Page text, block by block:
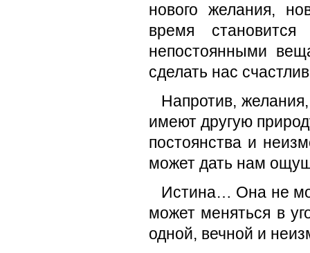
нового желания,
время
непостоянными
сделать нас
Напротив,
имеют другую
постоянства и
может дать нам
Истина… Она не
может меняться в
одной, вечной и